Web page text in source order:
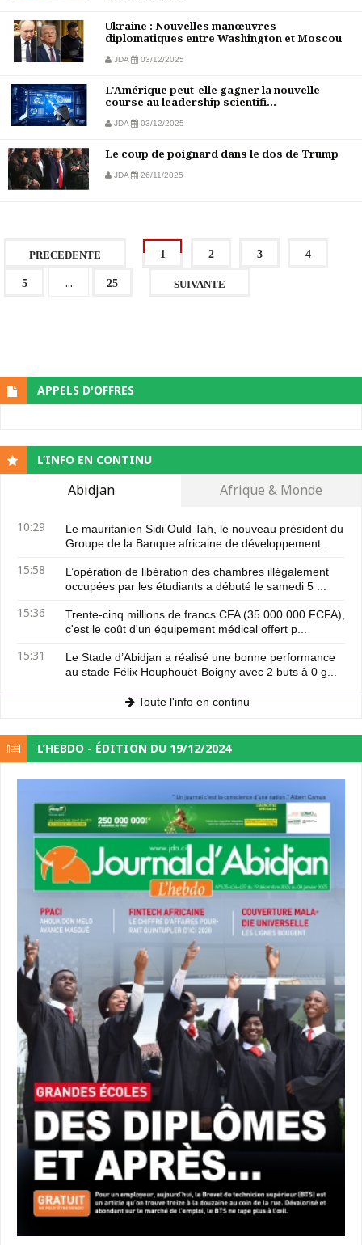
Ukraine : Nouvelles manœuvres
diplomatiques entre Washington et Moscou
JDA 03/12/2025
L'Amérique peut-elle gagner la nouvelle
course au leadership scientifi...
JDA 03/12/2025
Le coup de poignard dans le dos de Trump
JDA 26/11/2025
PRECEDENTE 1 2 3 4
5 ... 25 SUIVANTE
APPELS D'OFFRES
L’INFO EN CONTINU
Abidjan Afrique & Monde
10:29
Le mauritanien Sidi Ould Tah, le nouveau président du
Groupe de la Banque africaine de développement...
15:58
L’opération de libération des chambres illégalement
occupées par les étudiants a débuté le samedi 5 ...
15:36
Trente-cinq millions de francs CFA (35 000 000 FCFA),
c'est le coût d'un équipement médical offert p...
15:31
Le Stade d’Abidjan a réalisé une bonne performance
au stade Félix Houphouët-Boigny avec 2 buts à 0 g...
Toute l'info en continu
L’HEBDO - ÉDITION DU 19/12/2024